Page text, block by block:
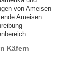
von Ameisen
Ameisen
Käfern